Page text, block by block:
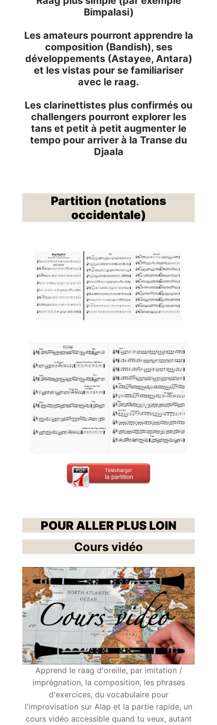
Bimpalasi)
Les amateurs pourront apprendre la
composition (Bandish), ses
développements (Astayee, Antara)
et les vistas pour se familiariser
avec le raag.
Les clarinettistes plus confirmés ou
challengers pourront explorer les
tans et petit à petit augmenter le
tempo pour arriver à la Transe du
Djaala
Partition (notations
occidentale)
POUR ALLER PLUS LOIN
Cours vidéo
Apprend le raag d'oreille, par imitation /
imprégnation, la composition, les phrases
d'exercices, du vocabulaire pour
l'improvisation sur Alap et la partie rapide, un
cours vidéo accessible quand tu veux, autant